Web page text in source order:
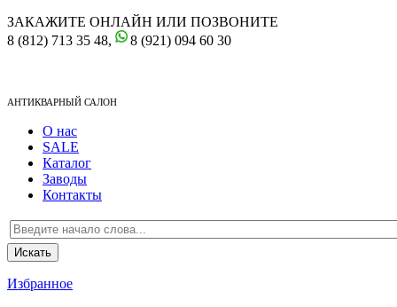
ЗАКАЖИТЕ ОНЛАЙН ИЛИ ПОЗВОНИТЕ
8 (812) 713 35 48,
8 (921) 094 60 30
АНТИКВАРНЫЙ САЛОН
О нас
SALE
Каталог
Заводы
Контакты
Избранное